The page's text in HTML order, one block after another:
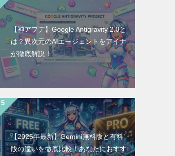
【神アプデ】Google Antigravity 2.0と
は？異次元のAIエージェントをアイナ
が徹底解説！
【2026年最新】Gemini無料版と有料
版の違いを徹底比較！あなたにおすす